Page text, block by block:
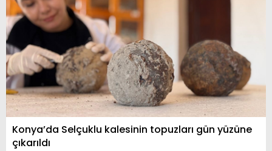
Konya’da Selçuklu kalesinin topuzları gün yüzüne
çıkarıldı